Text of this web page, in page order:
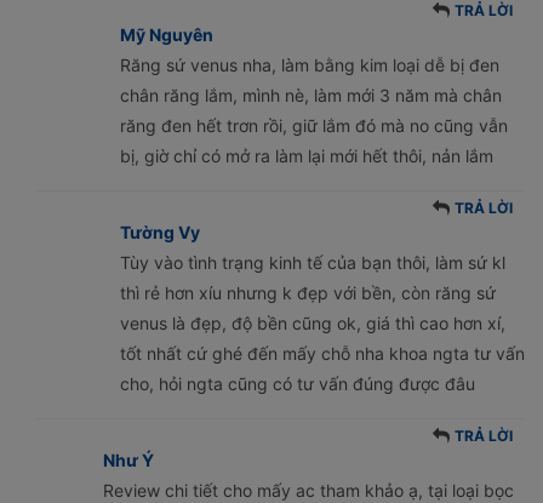
Mỹ Nguyên
TRẢ LỜI
Răng sứ venus nha, làm bằng kim loại dễ bị đen
chân răng lắm, mình nè, làm mới 3 năm mà chân
răng đen hết trơn rồi, giữ lắm đó mà no cũng vẫn
bị, giờ chỉ có mở ra làm lại mới hết thôi, nản lắm
Tường Vy
TRẢ LỜI
Tùy vào tình trạng kinh tế của bạn thôi, làm sứ kl
thì rẻ hơn xíu nhưng k đẹp với bền, còn răng sứ
venus là đẹp, độ bền cũng ok, giá thì cao hơn xí,
tốt nhất cứ ghé đến mấy chỗ nha khoa ngta tư vấn
cho, hỏi ngta cũng có tư vấn đúng được đâu
Như Ý
TRẢ LỜI
Review chi tiết cho mấy ac tham khảo ạ, tại loại bọc